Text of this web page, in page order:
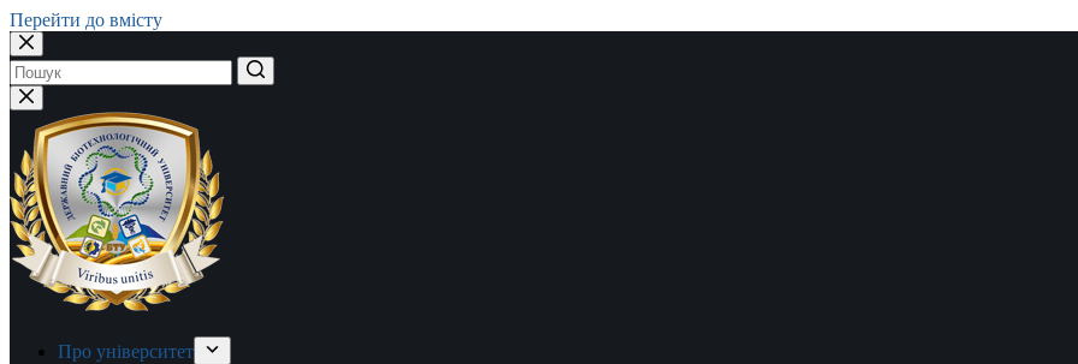
Перейти до вмісту
Немає
результатів
Про університет